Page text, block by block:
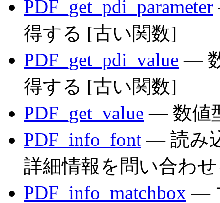
PDF_get_pdi_parameter
得する [古い関数]
PDF_get_pdi_value —
得する [古い関数]
PDF_get_value — 数値
PDF_info_font — 読み
詳細情報を問い合わ
PDF_info_matchbox —